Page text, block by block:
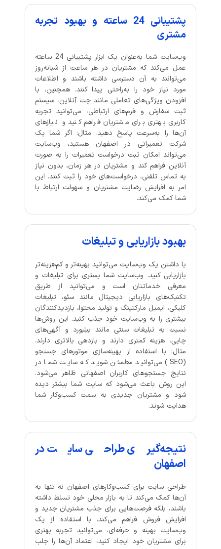
پشتیبانی 24 ساعته و بهبود تجربه
مشتری
وب‌سایت شما به‌عنوان یک ابزار پشتیبانی 24 ساعته
عمل می‌کند که مشتریان در هر ساعت از شبانه‌روز
می‌توانند به آن دسترسی داشته باشند و اطلاعات
مورد نیاز خود را به‌راحتی پیدا کنند. همچنین، با
افزودن ویژگی‌های تعاملی مانند چت آنلاین، سیستم
ثبت سفارش و فرم‌های ارتباطی، می‌توانید تجربه
کاربری بهتری برای مشتریان فراهم کنید و نیازهای
آن‌ها را به‌سرعت پاسخ دهید. مثال: اگر شما یک
شرکت تعمیراتی در اصفهان هستید، وب‌سایت
می‌تواند امکان ثبت درخواست تعمیرات را به صورت
آنلاین فراهم کند و مشتریان در هر زمان، بدون نیاز
به تماس تلفنی، درخواست‌های خود را ثبت کنند. این
امر به افزایش رضایت مشتریان و سهولت ارتباط با
شما کمک می‌کند.
بهبود بازاریابی و تبلیغات
با داشتن یک وب‌سایت می‌توانید بهینه‌تر و کم‌هزینه‌تر
بازاریابی کنید. وب‌سایت شما بستری برای تبلیغات و
معرفی خدماتتان است و می‌توانید از طریق
تکنیک‌های بازاریابی دیجیتال مانند سئو، تبلیغات
کلیکی، ایمیل مارکتینگ و تولید محتوا، بازدیدکنندگان
بیشتری را به وب‌سایت خود جذب کنید. این روش‌ها
نسبت به تبلیغات سنتی مانند بیلبورد و آگهی‌های
چاپی، هزینه کمتری دارند و بازدهی بالاتری دارند.
مثال: با استفاده از بهینه‌سازی موتورهای جستجو
(SEO) می‌توانید مطمئن شوید که سایت شما در
نتایج جستجوهای کاربران اصفهانی ظاهر می‌شود.
این روش باعث می‌شود که سایت شما بیشتر دیده
شود و مشتریان جدیدی به سمت کسب‌وکار شما
هدایت شوند.
نتیجه‌گیری طراحی سایت در
اصفهان
طراحی سایت برای کسب‌وکارهای اصفهان نه تنها به
آن‌ها کمک می‌کند تا به بازار محلی خود تسلط داشته
باشند، بلکه فرصت‌هایی برای جذب مشتریان جدید و
افزایش فروش فراهم می‌کند. با استفاده از یک
وب‌سایت بهینه و حرفه‌ای، می‌توانید تجربه بهتری
برای مشتریان خود ایجاد کنید، اعتماد آن‌ها را جلب